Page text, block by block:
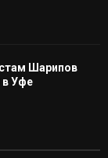
Шарипов
в Уфе